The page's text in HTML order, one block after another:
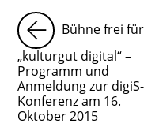
Bühne frei für
„kulturgut digital“ –
Programm und
Anmeldung zur digiS-
Konferenz am 16.
Oktober 2015